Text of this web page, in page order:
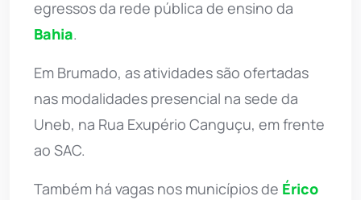
egressos da rede pública de ensino da
Bahia.
Em Brumado, as atividades são ofertadas
nas modalidades presencial na sede da
Uneb, na Rua Exupério Canguçu, em frente
ao SAC.
Também há vagas nos municípios de Érico